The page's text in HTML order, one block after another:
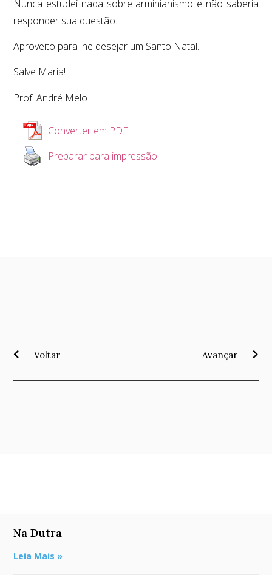
Nunca estudei nada sobre arminianismo e não saberia
responder sua questão.
Aproveito para lhe desejar um Santo Natal.
Salve Maria!
Prof. André Melo
Converter em PDF
Preparar para impressão
Voltar Avançar
Na Dutra
Leia Mais »